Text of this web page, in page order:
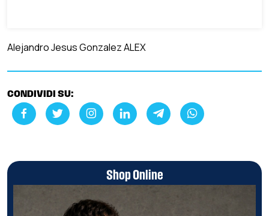
Alejandro Jesus Gonzalez ALEX
CONDIVIDI SU:
Shop Online